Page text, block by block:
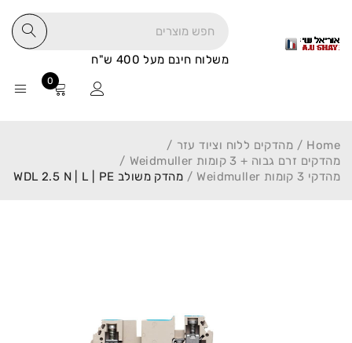
משלוח חינם מעל 400 ש"ח
0
Home
/ מהדקים ללוח וציוד עזר /
מהדקים זרם גבוה + 3 קומות Weidmuller
/
מהדקי 3 קומות Weidmuller
/ מהדק משולב WDL 2.5 N | L | PE